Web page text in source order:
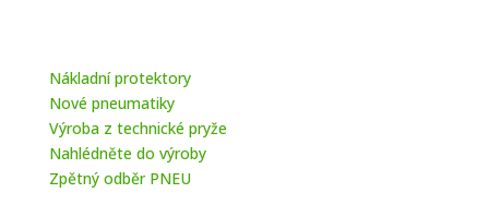
Nákladní protektory
Nové pneumatiky
Výroba z technické pryže
Nahlédněte do výroby
Zpětný odběr PNEU